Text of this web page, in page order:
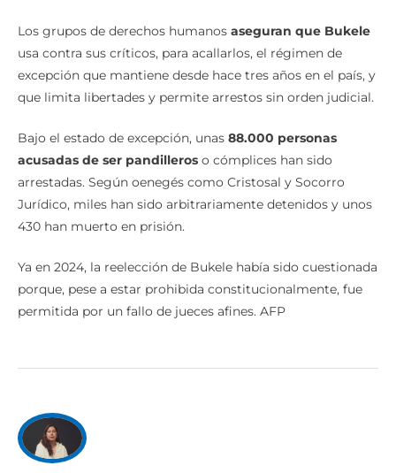
Los grupos de derechos humanos aseguran que Bukele
usa contra sus críticos, para acallarlos, el régimen de
excepción que mantiene desde hace tres años en el país, y
que limita libertades y permite arrestos sin orden judicial.
Bajo el estado de excepción, unas 88.000 personas
acusadas de ser pandilleros o cómplices han sido
arrestadas. Según oenegés como Cristosal y Socorro
Jurídico, miles han sido arbitrariamente detenidos y unos
430 han muerto en prisión.
Ya en 2024, la reelección de Bukele había sido cuestionada
porque, pese a estar prohibida constitucionalmente, fue
permitida por un fallo de jueces afines. AFP